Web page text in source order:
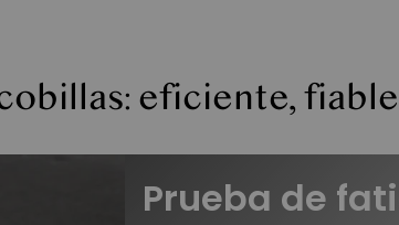
eficiente,
Prueba de